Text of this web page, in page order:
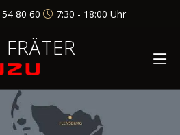
80 60 7:30 - 18:00 Uhr